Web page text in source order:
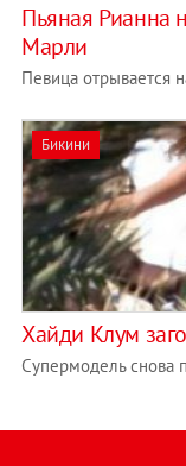
Пьяная Рианна
Марли
Певица отрывается
Бикини
Хайди Клум
Супермодель снова